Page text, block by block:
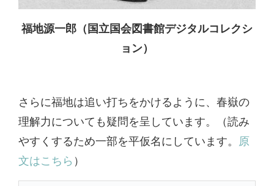
福地源一郎（国立国会図書館デジタルコレクシ
ョン）
さらに福地は追い打ちをかけるように、春嶽の
理解力についても疑問を呈しています。（読み
やすくするため一部を平仮名にしています。 原
文はこちら ）